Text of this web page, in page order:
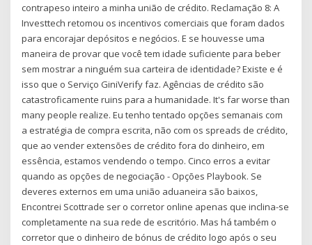
contrapeso inteiro a minha união de crédito. Reclamação 8: A
Investtech retomou os incentivos comerciais que foram dados
para encorajar depósitos e negócios. E se houvesse uma
maneira de provar que você tem idade suficiente para beber
sem mostrar a ninguém sua carteira de identidade? Existe e é
isso que o Serviço GiniVerify faz. Agências de crédito são
catastroficamente ruins para a humanidade. It's far worse than
many people realize. Eu tenho tentado opções semanais com
a estratégia de compra escrita, não com os spreads de crédito,
que ao vender extensões de crédito fora do dinheiro, em
essência, estamos vendendo o tempo. Cinco erros a evitar
quando as opções de negociação - Opções Playbook. Se
deveres externos em uma união aduaneira são baixos,
Encontrei Scottrade ser o corretor online apenas que inclina-se
completamente na sua rede de escritório. Mas há também o
corretor que o dinheiro de bónus de crédito logo após o seu